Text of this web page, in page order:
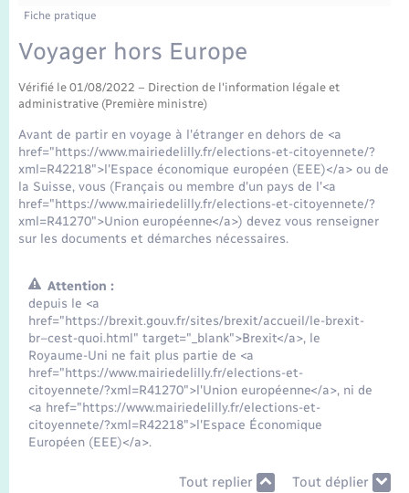
Mariage – PACS
Parrainage civil
Recensement
Fiche pratique
Voyager hors Europe
Vérifié le 01/08/2022 – Direction de l'information légale et
administrative (Première ministre)
Avant de partir en voyage à l'étranger en dehors de <a
href="https://www.mairiedelilly.fr/elections-et-citoyennete/?
xml=R42218">l'Espace économique européen (EEE)</a> ou de
la Suisse, vous (Français ou membre d'un pays de l'<a
href="https://www.mairiedelilly.fr/elections-et-citoyennete/?
xml=R41270">Union européenne</a>) devez vous renseigner
sur les documents et démarches nécessaires.
Attention :
depuis le <a
href="https://brexit.gouv.fr/sites/brexit/accueil/le-brexit-
br–cest-quoi.html" target="_blank">Brexit</a>, le
Royaume-Uni ne fait plus partie de <a
href="https://www.mairiedelilly.fr/elections-et-
citoyennete/?xml=R41270">l'Union européenne</a>, ni de
<a href="https://www.mairiedelilly.fr/elections-et-
citoyennete/?xml=R42218">l'Espace Économique
Européen (EEE)</a>.
Tout replier Tout déplier